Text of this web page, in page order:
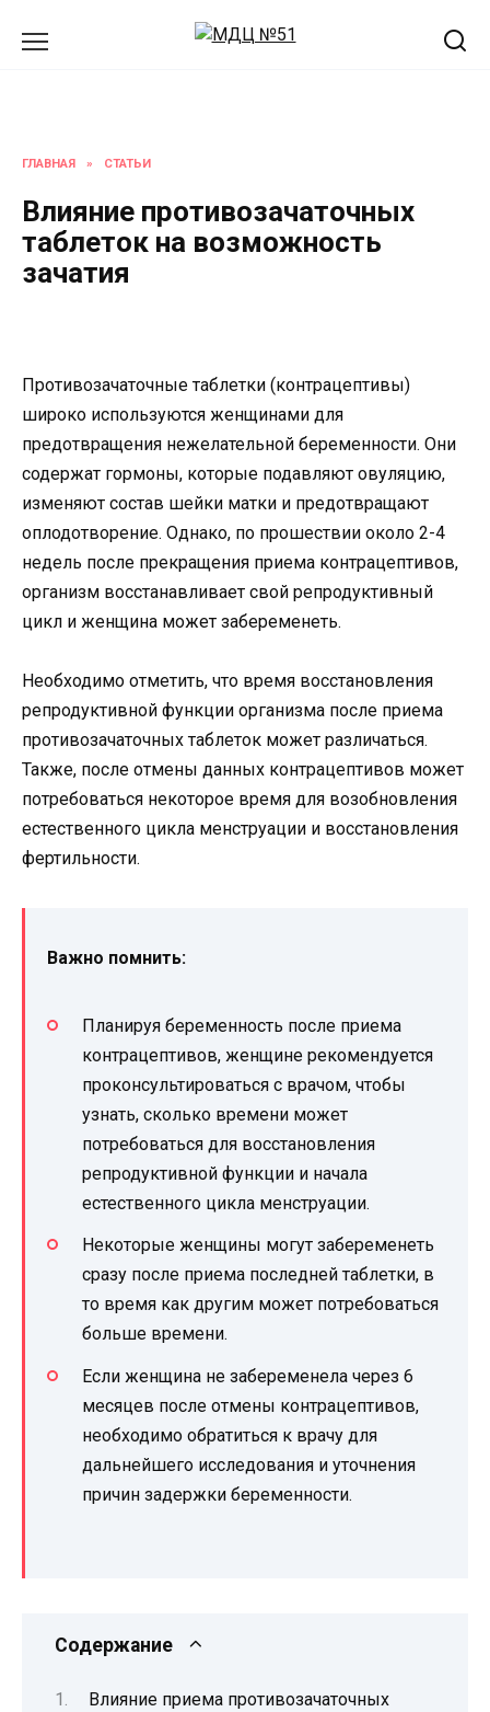
ГЛАВНАЯ » СТАТЬИ
Влияние противозачаточных
таблеток на возможность
зачатия
Противозачаточные таблетки (контрацептивы)
широко используются женщинами для
предотвращения нежелательной беременности. Они
содержат гормоны, которые подавляют овуляцию,
изменяют состав шейки матки и предотвращают
оплодотворение. Однако, по прошествии около 2-4
недель после прекращения приема контрацептивов,
организм восстанавливает свой репродуктивный
цикл и женщина может забеременеть.
Необходимо отметить, что время восстановления
репродуктивной функции организма после приема
противозачаточных таблеток может различаться.
Также, после отмены данных контрацептивов может
потребоваться некоторое время для возобновления
естественного цикла менструации и восстановления
фертильности.
Важно помнить:
Планируя беременность после приема
контрацептивов, женщине рекомендуется
проконсультироваться с врачом, чтобы
узнать, сколько времени может
потребоваться для восстановления
репродуктивной функции и начала
естественного цикла менструации.
Некоторые женщины могут забеременеть
сразу после приема последней таблетки, в
то время как другим может потребоваться
больше времени.
Если женщина не забеременела через 6
месяцев после отмены контрацептивов,
необходимо обратиться к врачу для
дальнейшего исследования и уточнения
причин задержки беременности.
Содержание
Влияние приема противозачаточных